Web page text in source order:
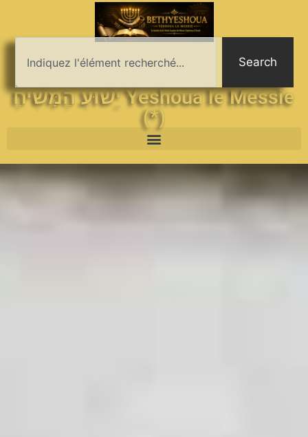
Search
יֵשׁוּעַ הַמָּשִׁיחַ Yeshoua le Messie
(*)